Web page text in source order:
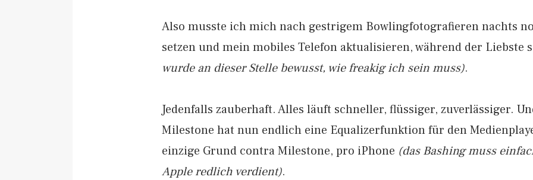
Also musste ich mich nach gestrigem Bowlingfotografieren nachts
setzen und mein mobiles Telefon aktualisieren, während der Liebste
wurde an dieser Stelle bewusst, wie freakig ich sein muss).
Jedenfalls zauberhaft. Alles läuft schneller, flüssiger, zuverlässiger.
Milestone hat nun endlich eine Equalizerfunktion für den
einzige Grund contra Milestone, pro iPhone (das Bashing muss
Apple redlich verdient).